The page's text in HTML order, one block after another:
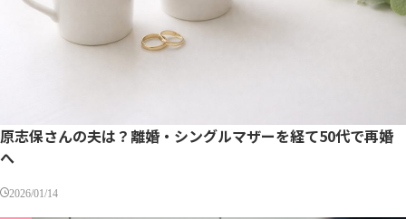
原志保さんの夫は？離婚・シングルマザーを経て50代で再婚
へ
2026/01/14